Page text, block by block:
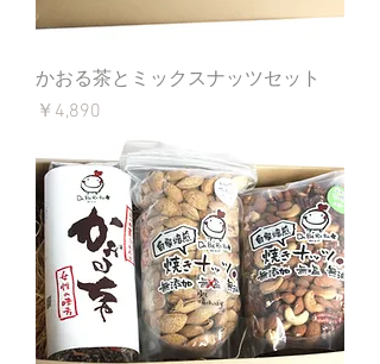
かおる茶とミックスナッツセット
価格
￥4,890